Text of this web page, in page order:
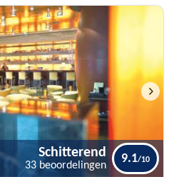
Schitterend
33 beoordelingen
9.1